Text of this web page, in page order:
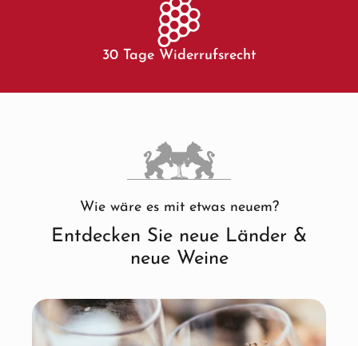
30 Tage Widerrufsrecht
Wie wäre es mit etwas neuem?
Entdecken Sie neue Länder &
neue Weine